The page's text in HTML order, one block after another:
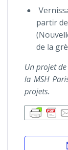
partir
de la
Un projet
la MSH
projets.